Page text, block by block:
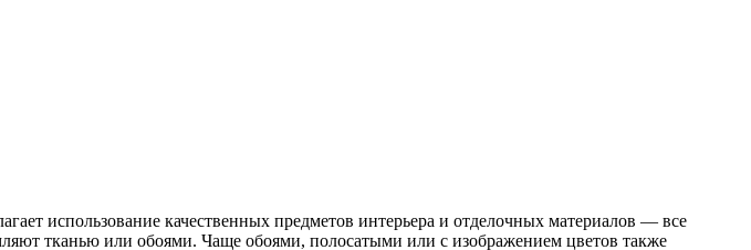
использование качественных предметов интерьера и отделочных материалов — все
тканью или обоями. Чаще обоями, полосатыми или с изображением цветов также